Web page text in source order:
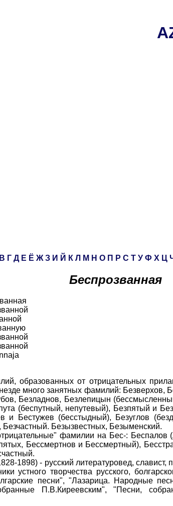
В Г Д Е Ё Ж З И Й К Л М Н О П Р С Т У Ф Х Ц Ч
Беспрозванная
от отрицательных
много занятных фамилий: Безверхов,
Безладнов, Безлепицын
(беспутный, непутевый), Безпятый и
и Бестужев (бесстыдный), Безуглов
Безызвестных, Безыменский.
фамилии на Бес-: Беспалов
Бессмертнов и Бессмертный),
1898) - русский литературовед, славист,
устного творчества русского,
песни", "Лазарица. Народные
П.В.Киреевским", "Песни,